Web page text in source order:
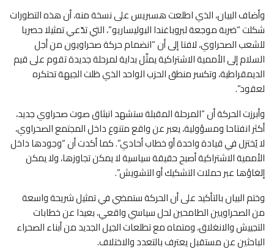
وأضاف البيان، الذي اطلعت هسبريس على نسخة منه، أن هذه التطورات
شكلت “ضربة موجعة لبروباغندا البوليساريو”، التي تدّعي تمثيلا حصريا
للشعب الصحراوي، لافتا إلى أن “انضمام حركة صحراويون من أجل
السلام إلى الأممية الاشتراكية يمثّل بداية لمرحلة جديدة تقوم على قيم
الديمقراطية، وتكسر منطق الحزب الواحد الذي ظلت الجبهة تحتكره
لعقود”.
وأبرزت الحركة أن “المرحلة المقبلة ستشهد انبثاق صوت صحراوي جديد،
أكثر انفتاحا ومسؤولية، يعبر عن واقع متنوع داخل المجتمع الصحراوي،
لا يُختزل في قيادة واحدة أو خطاب أحادي”. كما أكدت أن “وجودها داخل
الأممية الاشتراكية أصبح حقيقة سياسية لا يمكن تجاوزها، ولا يمكن
إلغاؤها عبر حملات التشكيك أو التشويش”.
وختم البيان بالتأكيد على أن الحركة ستمضي في تمثيل شريحة واسعة
من الصحراويين الطامحين لحل سياسي واقعي، بعيدا عن خطابات
التجييش والانغلاق، ومتماه مع تطلعات الجيل الجديد من أبناء الصحراء
الباحثين عن مستقبل يعترف بالتعدد والاختلاف.